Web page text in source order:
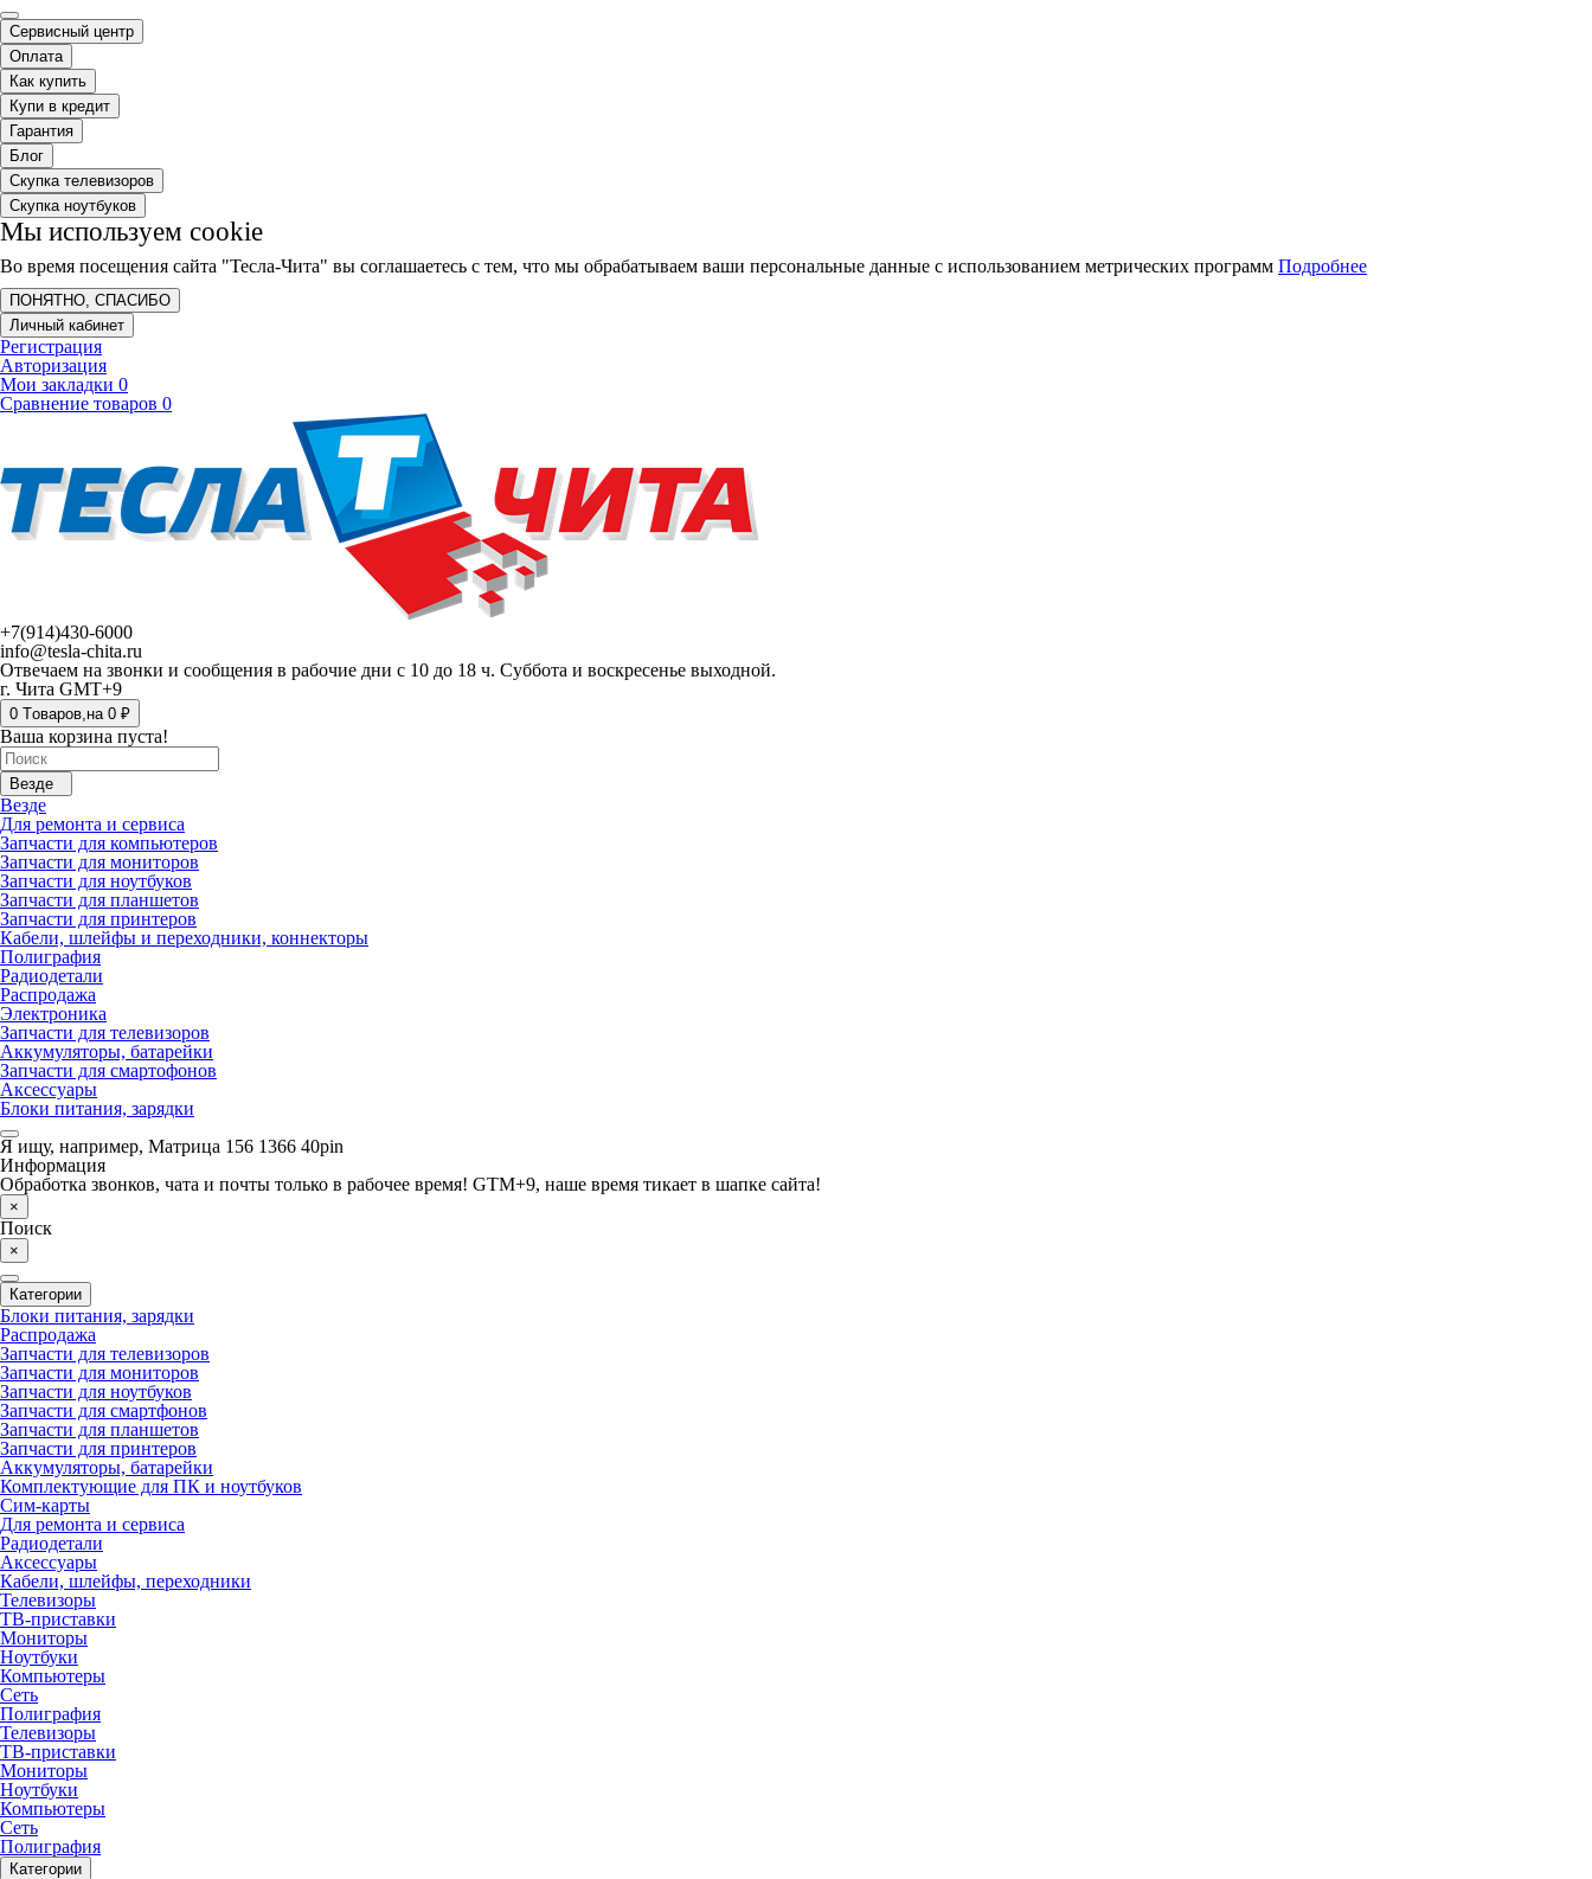
Сервисный центр
Оплата
Как купить
Купи в кредит
Гарантия
Блог
Скупка телевизоров
Скупка ноутбуков
Мы используем cookie
Во время посещения сайта "Тесла-Чита" вы соглашаетесь с тем, что мы обрабатываем ваши персональные данные с использованием метрических программ Подробнее
ПОНЯТНО, СПАСИБО
Личный кабинет
Регистрация
Авторизация
Мои закладки 0
Сравнение товаров 0
+7(914)430-6000
info@tesla-chita.ru
Отвечаем на звонки и сообщения в рабочие дни с 10 до 18 ч. Суббота и воскресенье выходной.
г. Чита GMT+9
0 Tоваров,на 0 ₽
Ваша корзина пуста!
Везде
Везде
Для ремонта и сервиса
Запчасти для компьютеров
Запчасти для мониторов
Запчасти для ноутбуков
Запчасти для планшетов
Запчасти для принтеров
Кабели, шлейфы и переходники, коннекторы
Полиграфия
Радиодетали
Распродажа
Электроника
Запчасти для телевизоров
Аккумуляторы, батарейки
Запчасти для смартофонов
Аксессуары
Блоки питания, зарядки
Я ищу, например, Матрица 156 1366 40pin
Информация
Обработка звонков, чата и почты только в рабочее время! GTM+9, наше время тикает в шапке сайта!
×
Поиск
×
Категории
Блоки питания, зарядки
Распродажа
Запчасти для телевизоров
Запчасти для мониторов
Запчасти для ноутбуков
Запчасти для смартфонов
Запчасти для планшетов
Запчасти для принтеров
Аккумуляторы, батарейки
Комплектующие для ПК и ноутбуков
Сим-карты
Для ремонта и сервиса
Радиодетали
Аксессуары
Кабели, шлейфы, переходники
Телевизоры
ТВ-приставки
Мониторы
Ноутбуки
Компьютеры
Сеть
Полиграфия
Телевизоры
ТВ-приставки
Мониторы
Ноутбуки
Компьютеры
Сеть
Полиграфия
Категории